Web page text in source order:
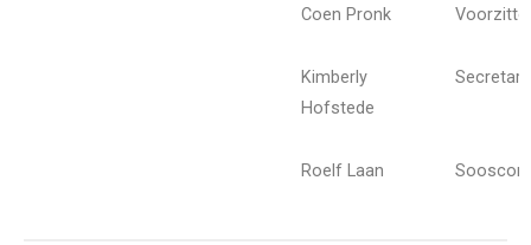
Coen Pronk
Kimberly
Hofstede
Roelf Laan